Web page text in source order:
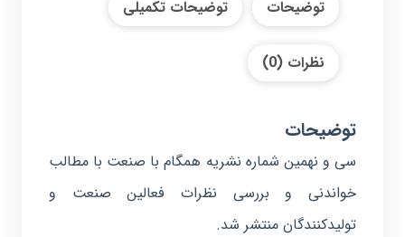
توضیحات توضیحات تکمیلی
نظرات (0)
توضیحات
سی و نهمین شماره نشریه همگام با صنعت با مطالب
خواندنی و بررسی نظرات فعالین صنعت و
تولیدکنندگان منتشر شد.